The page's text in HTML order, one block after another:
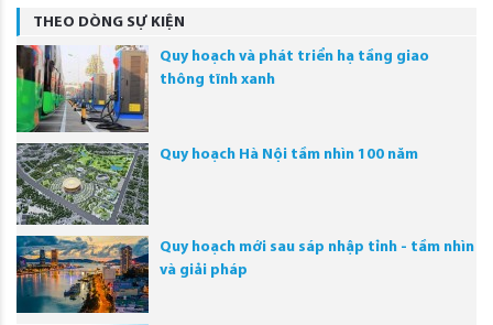
THEO DÒNG SỰ KIỆN
Quy hoạch và phát triển hạ tầng giao
thông tĩnh xanh
Quy hoạch Hà Nội tầm nhìn 100 năm
Quy hoạch mới sau sáp nhập tỉnh - tầm nhìn
và giải pháp